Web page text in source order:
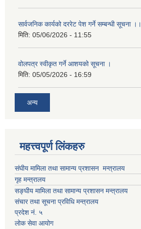
सार्वजनिक कार्यको दररेट पेश गर्ने सम्बन्धी सूचना ।।
मिति: 05/06/2026 - 11:55
वोलपत्र स्वीकृत गर्ने आशयको सूचना ।
मिति: 05/05/2026 - 16:59
अन्य
महत्त्वपूर्ण लिंकहरु
संघीय मामिला तथा सामान्य प्रशासन मन्त्रालय
गृह मन्त्रालय
सङ्घीय मामिला तथा सामान्य प्रशासन मन्त्रालय
संचार तथा सूचना प्रविधि मन्त्रालय
प्रदेश नं. ५
लोक सेवा आयोग